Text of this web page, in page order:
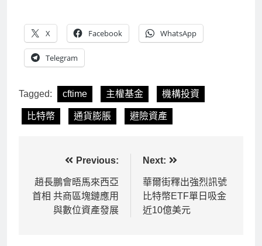
X Facebook WhatsApp
Telegram
Tagged: cftime 主權基金 機構投資
比特幣 通貨膨脹 避險資產
章
導
Previous:
趙長鵬會晤馬來西亞
首相 共商區塊鏈應用
與數位資產發展
Next:
華爾街釋出強烈訊號
比特幣ETF單日吸金
近10億美元